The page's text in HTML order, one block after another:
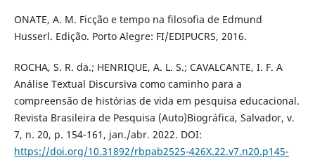
ONATE, A. M. Ficção e tempo na filosofia de Edmund
Husserl. Edição. Porto Alegre: FI/EDIPUCRS, 2016.
ROCHA, S. R. da.; HENRIQUE, A. L. S.; CAVALCANTE, I. F. A
Análise Textual Discursiva como caminho para a
compreensão de histórias de vida em pesquisa educacional.
Revista Brasileira de Pesquisa (Auto)Biográfica, Salvador, v.
7, n. 20, p. 154-161, jan./abr. 2022. DOI:
https://doi.org/10.31892/rbpab2525-426X.22.v7.n20.p145-